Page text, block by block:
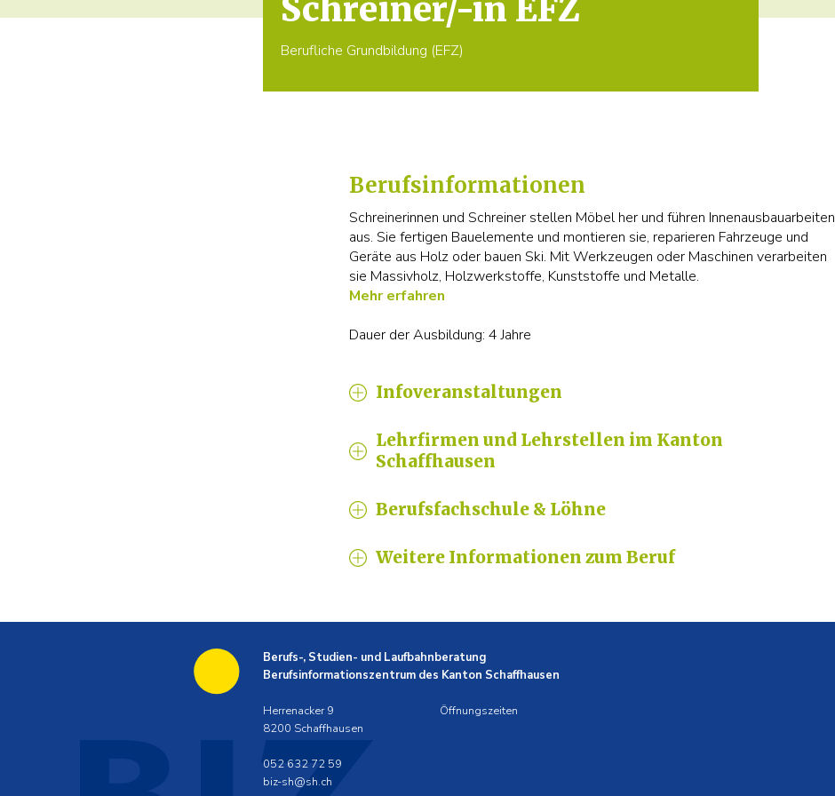
Schreiner/-in EFZ
Berufliche Grundbildung (EFZ)
Berufsinformationen
Schreinerinnen und Schreiner stellen Möbel her und führen Innenausbauarbeiten
aus. Sie fertigen Bauelemente und montieren sie, reparieren Fahrzeuge und
Geräte aus Holz oder bauen Ski. Mit Werkzeugen oder Maschinen verarbeiten
sie Massivholz, Holzwerkstoffe, Kunststoffe und Metalle.
Mehr erfahren
Dauer der Ausbildung: 4 Jahre
Infoveranstaltungen
Lehrfirmen und Lehrstellen im Kanton
Schaffhausen
Berufsfachschule & Löhne
Weitere Informationen zum Beruf
Berufs-, Studien- und Laufbahnberatung
Berufsinformationszentrum des Kanton Schaffhausen
Herrenacker 9
8200 Schaffhausen
052 632 72 59
biz-sh@sh.ch
Öffnungszeiten